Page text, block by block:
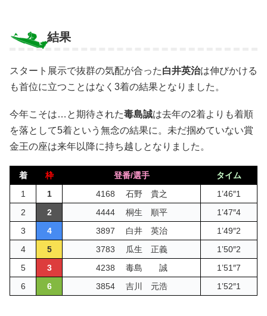
結果
スタート展示で抜群の気配が合った白井英治は伸びかける
も首位に立つことはなく3着の結果となりました。
今年こそは…と期待された毒島誠は去年の2着よりも着順
を落として5着という無念の結果に。未だ掴めていない賞
金王の座は来年以降に持ち越しとなりました。
着 枠 登番/選手
タイム
1
1 4168 石野 貴之
1’46″1
2
2 4444 桐生 順平
1’47″4
3
4 3897 白井 英治
1’49″2
4
5 3783 瓜生 正義
1’50″2
5
3 4238 毒島 誠
1’51″7
6
6 3854 吉川 元浩 1’52″1